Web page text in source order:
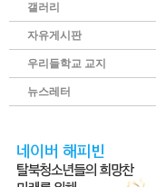
갤러리
자유게시판
우리들학교 교지
뉴스레터